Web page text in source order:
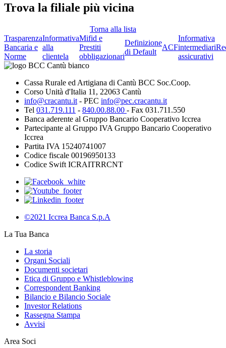
Trova la filiale più vicina
Torna alla lista
Trasparenza
Bancaria e
Norme
Informativa
alla
clientela
Mifid e
Prestiti
obbligazionari
Definizione
di Default
ACF
Informativa
intermediari
assicurativi
Cassa Rurale ed Artigiana di Cantù BCC Soc.Coop.
Corso Unità d'Italia 11, 22063 Cantù
info@cracantu.it - PEC info@pec.cracantu.it
Tel 031.719.111 - 840.00.88.00 - Fax 031.711.550
Banca aderente al Gruppo Bancario Cooperativo Iccrea
Partecipante al Gruppo IVA Gruppo Bancario Cooperativo
Iccrea
Partita IVA 15240741007
Codice fiscale 00196950133
Codice Swift ICRAITRRCNT
©2021 Iccrea Banca S.p.A
La Tua Banca
La storia
Organi Sociali
Documenti societari
Etica di Gruppo e Whistleblowing
Correspondent Banking
Bilancio e Bilancio Sociale
Investor Relations
Rassegna Stampa
Avvisi
Area Soci